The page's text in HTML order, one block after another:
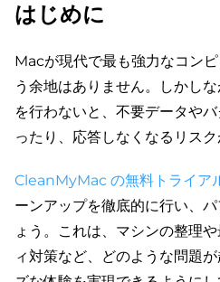
はじめに
Macが現代で最も強力なコン
う余地はありません。しかし
を行わないと、不要データや
ったり、応答しなくなるリスク
CleanMyMac の無料トライア
ーンアップを徹底的に行い、
ょう。これは、マシンの整理
ィ対策など、どのような問題